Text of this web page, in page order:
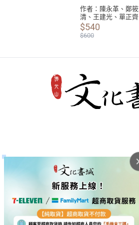
作者： 陳永革 、 鄭
清 、 王建光 、 單正齊
$540
$600
客服專線：(07)656-